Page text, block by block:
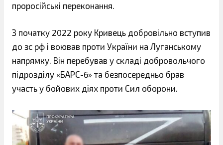
проросійські переконання.
З початку 2022 року Кривець добровільно вступив
до зс рф і воював проти України на Луганському
напрямку. Він перебував у складі добровольчого
підрозділу «БАРС-6» та безпосередньо брав
участь у бойових діях проти Сил оборони.